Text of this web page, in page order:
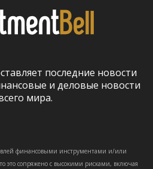
последние новости
и деловые новости
мира.
финансовыми инструментами и/или
это сопряжено с высокими рисками, включая